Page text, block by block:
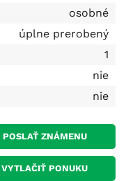
osobné
úplne prerobený
1
nie
nie
POSLAŤ ZNÁMENU
VYTLAČIŤ PONUKU